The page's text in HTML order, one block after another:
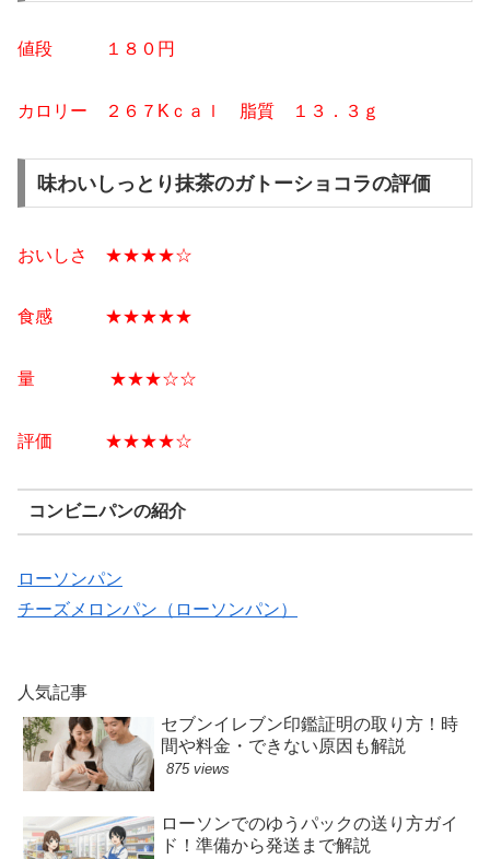
値段 １８０円
カロリー ２６７Kｃａｌ 脂質 １３．３ｇ
味わいしっとり抹茶のガトーショコラの評価
おいしさ ★★★★☆
食感 ★★★★★
量 ★★★☆☆
評価 ★★★★☆
コンビニパンの紹介
ローソンパン
チーズメロンパン（ローソンパン）
人気記事
セブンイレブン印鑑証明の取り方！時
間や料金・できない原因も解説
875 views
ローソンでのゆうパックの送り方ガイ
ド！準備から発送まで解説